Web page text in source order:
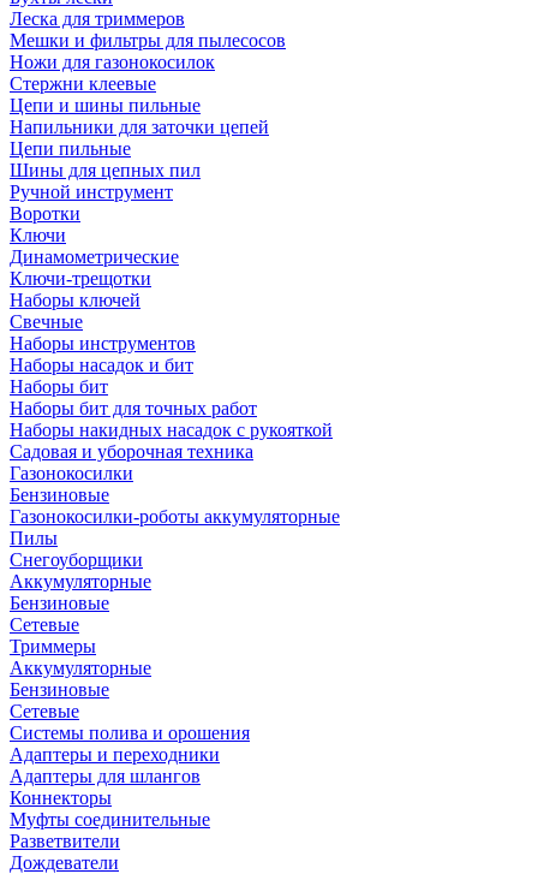
Леска для триммеров
Мешки и фильтры для пылесосов
Ножи для газонокосилок
Стержни клеевые
Цепи и шины пильные
Напильники для заточки цепей
Цепи пильные
Шины для цепных пил
Ручной инструмент
Воротки
Ключи
Динамометрические
Ключи-трещотки
Наборы ключей
Свечные
Наборы инструментов
Наборы насадок и бит
Наборы бит
Наборы бит для точных работ
Наборы накидных насадок с рукояткой
Садовая и уборочная техника
Газонокосилки
Бензиновые
Газонокосилки-роботы аккумуляторные
Пилы
Снегоуборщики
Аккумуляторные
Бензиновые
Сетевые
Триммеры
Аккумуляторные
Бензиновые
Сетевые
Системы полива и орошения
Адаптеры и переходники
Адаптеры для шлангов
Коннекторы
Муфты соединительные
Разветвители
Дождеватели